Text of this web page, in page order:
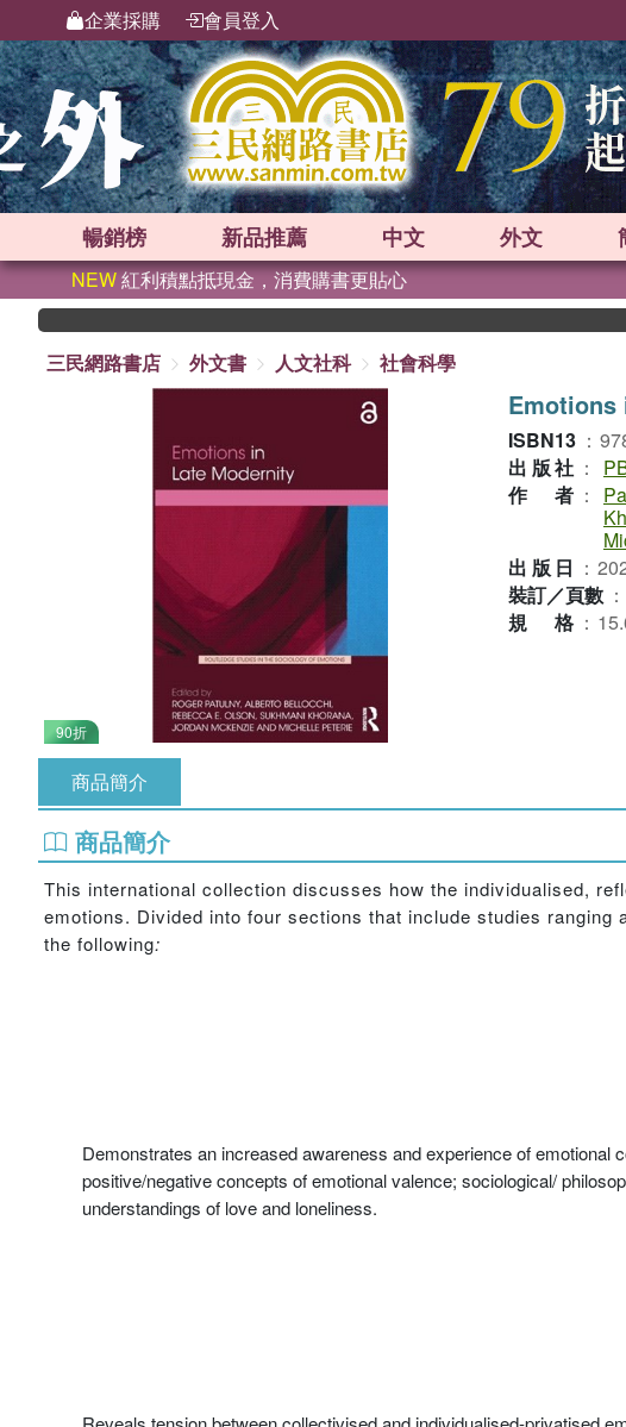
企業採購 會員登入
暢銷榜 新品推薦 中文 外文
NEW紅利積點抵現金，消費購書更貼心
三民網路書店
外文書 人文社科 社會科學
90折
Emotions
ISBN13 ：
出版社 ：
作者 ：
出版日 ：
裝訂／頁數 ：
規格 ：
商品簡介
商品簡介
This international collection discusses how the individualised,
emotions. Divided into four sections that include studies ranging
the following:
Demonstrates an increased awareness and experience of emotional
positive/negative concepts of emotional valence; sociological/
understandings of love and loneliness.